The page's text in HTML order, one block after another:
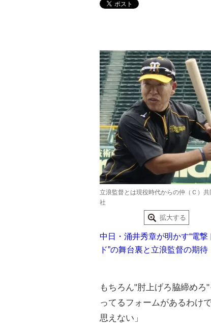
立浪監督とは現役時代からの仲（Ｃ）共
社
拡大する
中日・涌井秀章が明かす“電撃
ド”の舞台裏と立浪監督の期待
もちろん"肘上げろ脇締め
ってるフォームがあるわけ
思えない」